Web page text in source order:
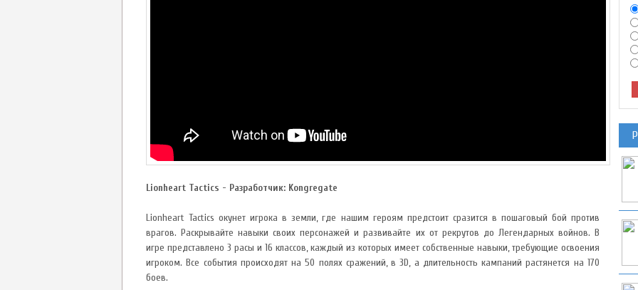
Lionheart Tactics - Разработчик: Kongregate
Lionheart Tactics окунет игрока в земли, где нашим героям предстоит сразится в пошаговый бой против
врагов. Раскрывайте навыки своих персонажей и развивайте их от рекрутов до Легендарных войнов. В
игре представлено 3 расы и 16 классов, каждый из которых имеет собственные навыки, требующие освоения
игроком. Все события происходят на 50 полях сражений, в 3D, а длительность кампаний растянется на 170
боев.